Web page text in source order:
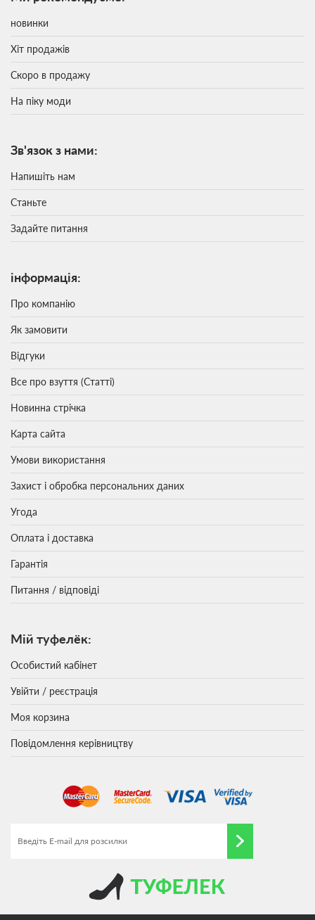
новинки
Хіт продажів
Скоро в продажу
На піку моди
Зв'язок з нами:
Напишіть нам
Станьте
Задайте питання
інформація:
Про компанію
Як замовити
Відгуки
Все про взуття (Статті)
Новинна стрічка
Карта сайта
Умови використання
Захист і обробка персональних даних
Угода
Оплата і доставка
Гарантія
Питання / відповіді
Мій туфелёк:
Особистий кабінет
Увійти / реєстрація
Моя корзина
Повідомлення керівництву